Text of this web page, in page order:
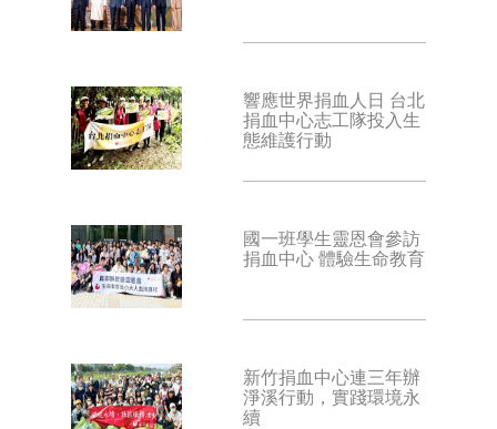
響應世界捐血人日 台北
捐血中心志工隊投入生
態維護行動
國一班學生靈恩會參訪
捐血中心 體驗生命教育
新竹捐血中心連三年辦
淨溪行動，實踐環境永
續